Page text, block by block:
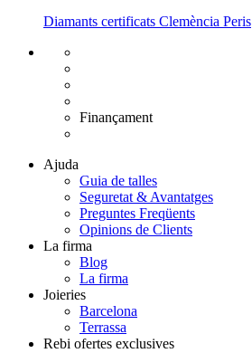
Diamants certificats Clemència Peris
Finançament
Ajuda
Guia de talles
Seguretat & Avantatges
Preguntes Freqüents
Opinions de Clients
La firma
Blog
La firma
Joieries
Barcelona
Terrassa
Rebi ofertes exclusives